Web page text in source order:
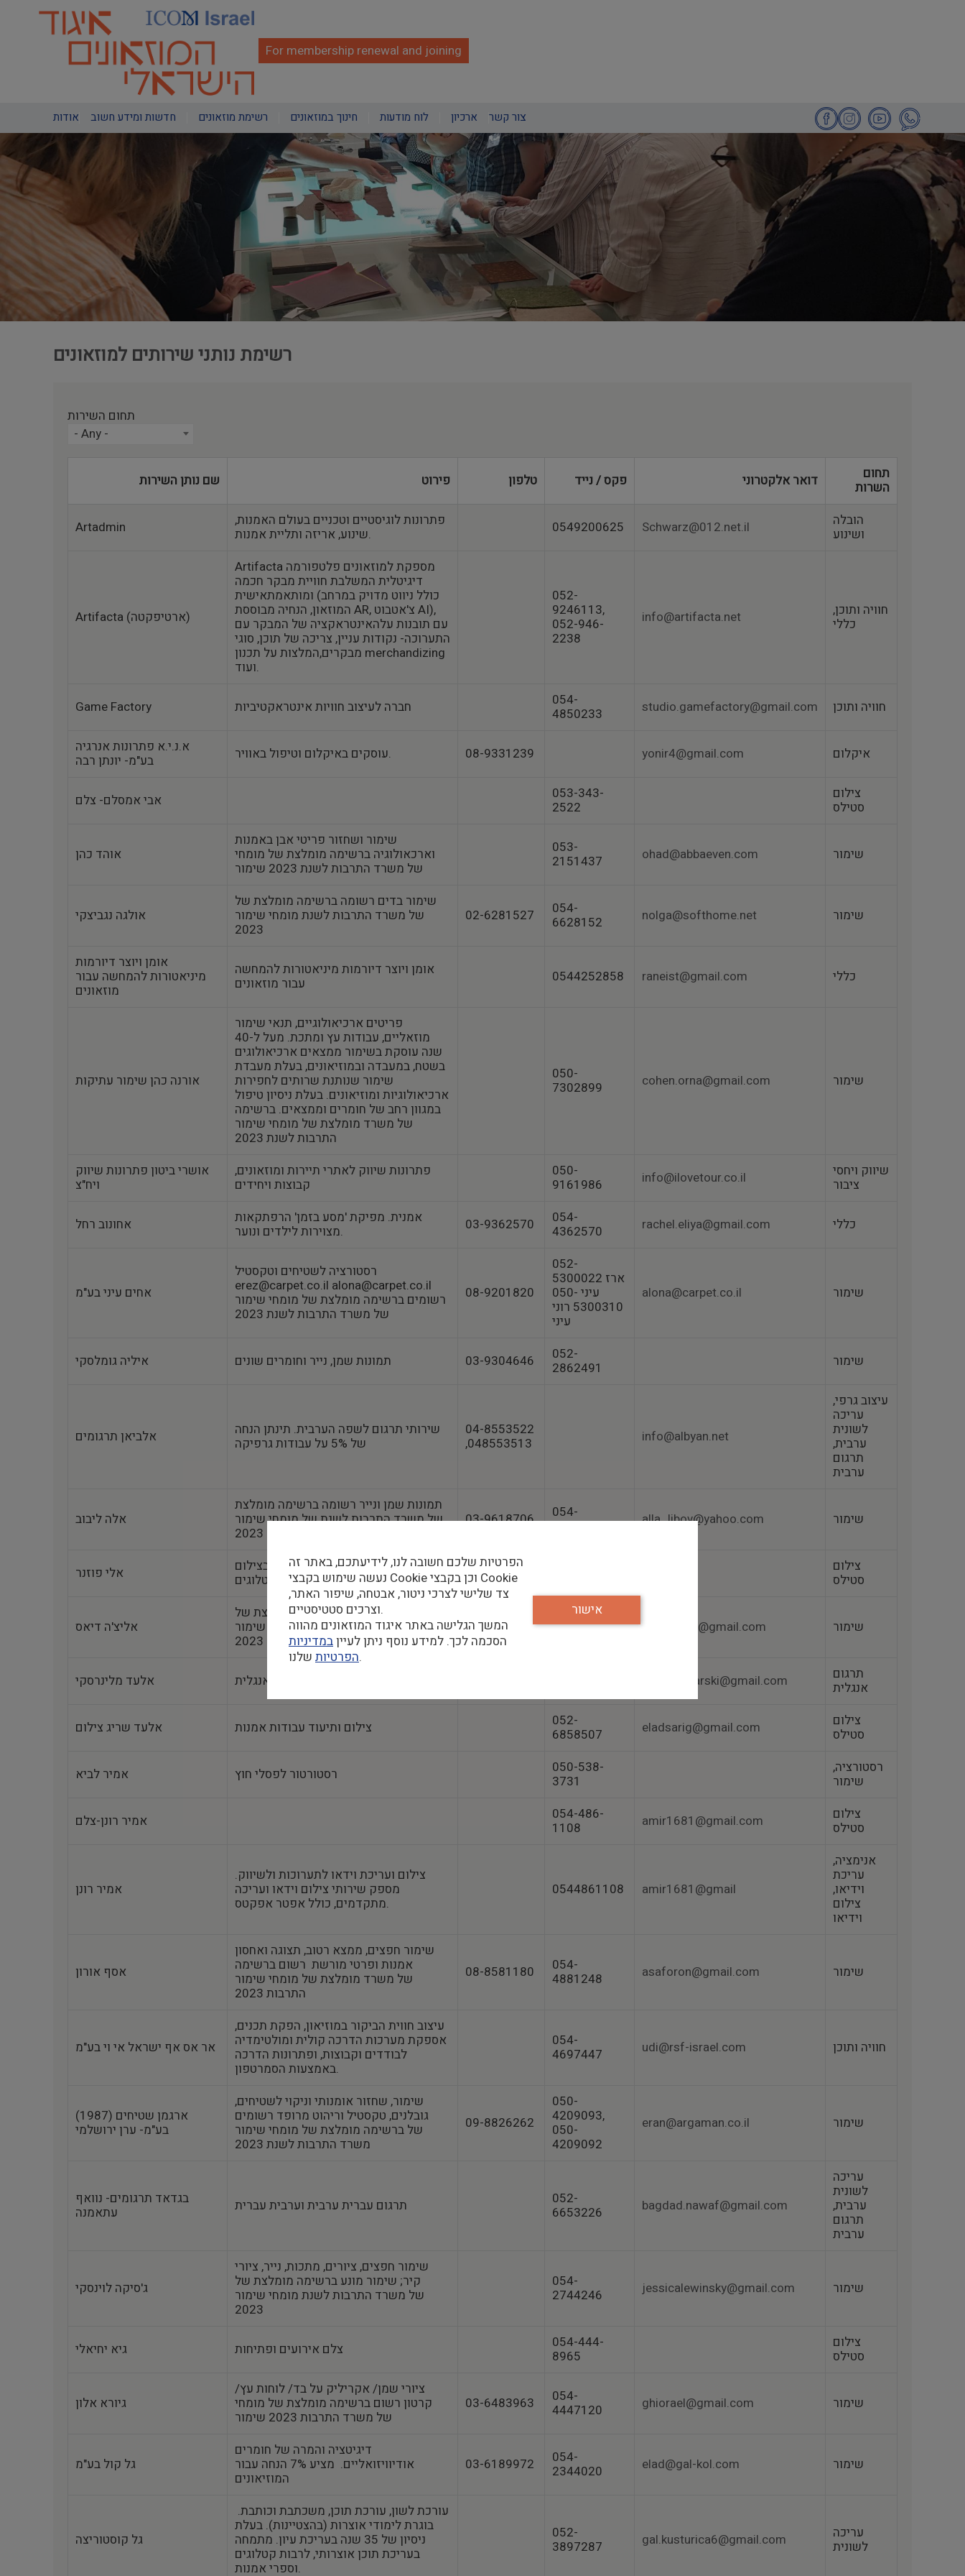
For membership renewal and joining
Main
navigation
אודות חדשות ומידע חשוב רשימת מוזאונים חינוך במוזאונים לוח מודעות ארכיון צור קשר
רשימת נותני שירותים למוזאונים
תחום השירות
- Any -
שם נותן השירות פירוט טלפון פקס / נייד דואר אלקטרוני
תחום
השרות
Artadmin
פתרונות לוגיסטיים וטכניים בעולם האמנות,
שינוע, אריזה ותליית אמנות.
0549200625 Schwarz@012.net.il
הובלה
ושינוע
Artifacta (ארטיפקטה)
Artifacta מספקת למוזאונים פלטפורמה
דיגיטלית המשלבת חוויית מבקר חכמה
ומותאמתאישית (כולל ניווט מדויק במרחב
המוזאון, הנחיה מבוססת AR, צ'אטבוט AI),
עם תובנות עלהאינטראקציה של המבקר עם
התערוכה- נקודות עניין, צריכה של תוכן, סוגי
מבקרים,המלצות על תכנון merchandizing
ועוד.
052-
9246113,
052-946-
2238
info@artifacta.net
חוויה ותוכן,
כללי
Game Factory
054-
4850233
studio.gamefactory@gmail.com חוויה ותוכן
א.נ.י.א פתרונות אנרגיה
בע"מ- יונתן רבה
עוסקים באיקלום וטיפול באוויר. 08-9331239 yonir4@gmail.com איקלום
אבי אמסלם- צלם
053-343-
2522⁩
צילום
סטילס
אוהד כהן
שימור ושחזור פריטי אבן באמנות
וארכאולוגיה ברשימה מומלצת של מומחי
שימור‎‎ של משרד התרבות לשנת 2023
053-
2151437
ohad@abbaeven.com שימור
אולגה נגביצקי
שימור בדים רשומה ברשימה מומלצת של
מומחי שימור‎‎ של משרד התרבות לשנת
2023
02-6281527
054-
6628152
nolga@softhome.net שימור
אומן ויוצר דיורמות
מיניאטורות להמחשה עבור
מוזאונים
אומן ויוצר דיורמות מיניאטורות להמחשה
עבור מוזאונים
0544252858 raneist@gmail.com כללי
אורנה כהן שימור עתיקות
פריטים ארכיאולוגיים, תנאי שימור
מוזאליים, עבודות עץ ומתכת. מעל ל-40
שנה עוסקת בשימור ממצאים ארכיאולוגים
בשטח, במעבדה ובמוזיאונים, בעלת מעבדת
שימור שנותנת שרותים לחפירות
ארכיאולוגיות ומוזיאונים. בעלת ניסיון טיפול
במגוון רחב של חומרים וממצאים. ברשימה
מומלצת של מומחי שימור‎‎ של משרד
התרבות לשנת 2023
050-
7302899
cohen.orna@gmail.com שימור
אושרי ביטון פתרונות שיווק
ויח"צ
פתרונות שיווק לאתרי תיירות ומוזאונים,
קבוצות ויחידים
050-
9161986
info@ilovetour.co.il
שיווק ויחסי
ציבור
אחונוב רחל
אמנית. מפיקת 'מסע בזמן' הרפתקאות
מצוירות לילדים ונוער.
03-9362570
054-
4362570
rachel.eliya@gmail.com כללי
אחים עיני בע"מ
רסטורציה לשטיחים וטקסטיל
erez@carpet.co.il alona@carpet.co.il
רשומים ברשימה מומלצת של מומחי שימור‎‎
של משרד התרבות לשנת 2023
08-9201820
052-
5300022 ארז
עיני 050-
5300310 רוני
עיני
alona@carpet.co.il שימור
איליה גומלסקי תמונות שמן, נייר וחומרים שונים 03-9304646
052-
2862491
שימור
אלביאן תרגומים
שירותי תרגום לשפה הערבית. תינתן הנחה
04-8553522
,048553513
info@albyan.net
עיצוב גרפי,
עריכה
לשונית
ערבית,
תרגום
ערבית
אלה ליבוב
תמונות שמן ונייר רשומה ברשימה מומלצת
של מומחי שימור‎‎ של משרד התרבות לשנת
2023
03-9618706
054-
5793445
alla_libov@yahoo.com שימור
אלי פוזנר
צלם סטילס מוזיאלי, מומחה בצילום
תערוכות הצבה, וקטלוגים
צילום
סטילס
אליצ'ה דיאס
שימור עץ והזהבה ברשימה מומלצת של
מומחי שימור‎‎ של משרד התרבות לשנת
2023
02-6726679
054-
studio.oro@gmail.com שימור
אלעד מלינרסקי Elad.mlynarski@gmail.com
תרגום
אנגלית
אלעד שריג צילום צילום ותיעוד עבודות אמנות
052-
6858507
eladsarig@gmail.com
צילום
סטילס
אמיר לביא רסטורטור לפסלי חוץ
050-538-
3731
רסטורציה,
שימור
אמיר רונן-צלם
054-486-
1108
amir1681@gmail.com
צילום
סטילס
אמיר רונן
צילום ועריכת וידאו לתערוכות ולשיווק.
מספק שירותי צילום וידאו ועריכה
מתקדמים, כולל אפטר אפקטס.
0544861108 amir1681@gmail
אנימציה,
עריכת
וידיאו,
צילום
וידיאו
אסף אורון
שימור חפצים, ממצא רטוב, תצוגה ואחסון
אמנות ופרטי מורשת רשום ברשימה
מומלצת של מומחי שימור‎‎ של משרד
08-8581180
054-
4881248
asaforon@gmail.com שימור
אר אס אף ישראל אי וי בע"מ
עיצוב חווית הביקור במוזיאון, הפקת תכנים,
אספקת מערכות הדרכה קולית ומולטימדיה
לבודדים וקבוצות, ופתרונות הדרכה
באמצעות הסמרטפון.
054-
4697447
udi@rsf-israel.com חוויה ותוכן
ארגמן שטיחים (1987)
בע"מ- ערן ירושלמי
שימור, שחזור אומנותי וניקוי לשטיחים,
גובלנים, טקסטיל וריהוט מרופד רשומים
ברשימה מומלצת של מומחי שימור‎‎ של
09-8826262
050-
4209093,
050-
4209092
eran@argaman.co.il שימור
בגדאד תרגומים- נוואף
עתאמנה
תרגום עברית ערבית וערבית עברית
052-
6653226
bagdad.nawaf@gmail.com
עריכה
לשונית
ערבית,
תרגום
ערבית
ג'סיקה לוינסקי
שימור חפצים, ציורים, מתכות, נייר, ציורי
קיר; שימור מונע ברשימה מומלצת של
מומחי שימור‎‎ של משרד התרבות לשנת
2023
054-
2744246
jessicalewinsky@gmail.com שימור
גיא יחיאלי צלם אירועים ופתיחות
054-444-
8965
צילום
סטילס
גיורא אלון
ציורי שמן/ אקריליק על בד/ לוחות עץ/
קרטון רשום ברשימה מומלצת של מומחי
03-6483963
054-
4447120
ghiorael@gmail.com שימור
גל קול בע"מ
דיגיטציה והמרה של חומרים
אודיוויזואליים. מציע 7% הנחה עבור
המוזיאונים
03-6189972
054-
2344020
elad@gal-kol.com שימור
גל קוסטוריצה
בוגרת לימודי אוצרות (בהצטיינות). בעלת
ניסיון של 35 שנה בעריכת עיון. מתמחה
בעריכת תוכן אוצרותי, לרבות קטלוגים
וספרי אמנות.
052-
3897287
gal.kusturica6@gmail.com
עריכה
לשונית
הפרטיות שלכם חשובה לנו, לידיעתכם, באתר זה
נעשה שימוש בקבצי Cookie וכן בקבצי Cookie
צד שלישי לצרכי ניטור, אבטחה, שיפור האתר,
וצרכים סטטיסטיים.
המשך הגלישה באתר איגוד המוזאונים מהווה
הסכמה לכך. למידע נוסף ניתן לעייןבמדיניות
הפרטיותשלנו.
אישור